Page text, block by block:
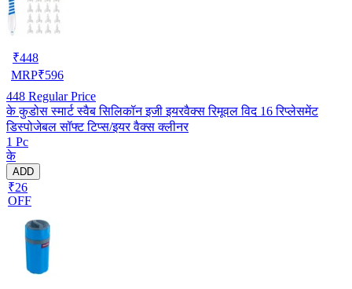
₹448
MRP₹596
448 Regular Price
के कुडोस स्मार्ट स्वैब सिलिकॉन इजी इयरवैक्स रिमूवल विद 16 रिप्लेसमेंट
डिस्पोजेबल सॉफ्ट टिप्स/इयर वैक्स क्लीनर
1 Pc
के
ADD
₹26
OFF